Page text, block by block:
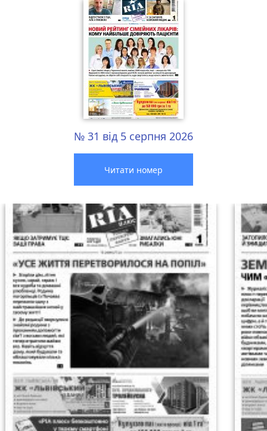
№ 31 від 5 серпня 2026
Читати номер